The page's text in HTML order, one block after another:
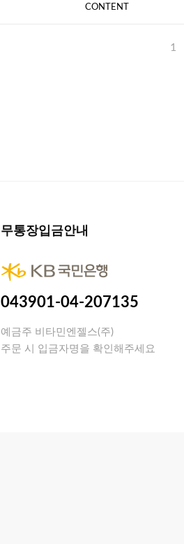
CONTENT
1
무통장입금안내
043901-04-207135
예금주 비타민엔젤스(주)
주문 시 입금자명을 확인해주세요